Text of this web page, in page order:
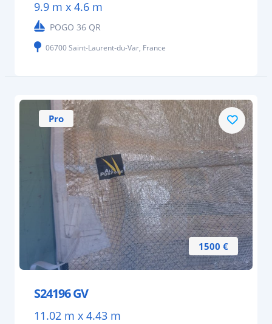
9.9 m x 4.6 m
POGO 36 QR
06700 Saint-Laurent-du-Var, France
1500 €
Pro
S24196 GV
11.02 m x 4.43 m